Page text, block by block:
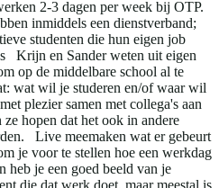
2-3 dagen per week bij OTP.
inmiddels een dienstverband;
studenten die hun eigen job
Krijn en Sander weten uit eigen
op de middelbare school al te
wat wil je studeren en/of waar wil
plezier samen met collega's aan
hopen dat het ook in andere
Live meemaken wat er gebeurt
je voor te stellen hoe een werkdag
heb je een goed beeld van je
die dat werk doet, maar meestal is